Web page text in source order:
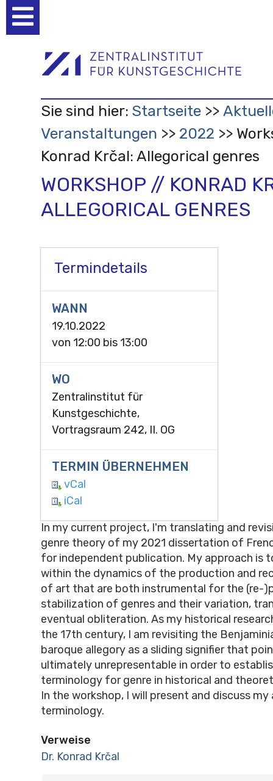
Werkzeuge
Sie sind hier: Startseite
Veranstaltungen
2022
Konrad Krčal: Allegorical genres
WORKSHOP // KONRAD
ALLEGORICAL GENRES
Termindetails
WANN
19.10.2022
von 12:00 bis 13:00
WO
Zentralinstitut für
Kunstgeschichte,
Vortragsraum 242, II. OG
TERMIN ÜBERNEHMEN
vCal
iCal
In my current project, I'm translating and
genre theory of my 2021 dissertation of
for independent publication. My approach is
within the dynamics of the production and
of art that are both instrumental for the (re-
stabilization of genres and their variation,
eventual obliteration. As my historical
the 17th century, I am revisiting the
baroque allegory as a sliding signifier that
ultimately unrepresentable in order to
terminology for genre in historical and
In the workshop, I will present and discuss my
terminology.
Verweise
Dr. Konrad Krčal